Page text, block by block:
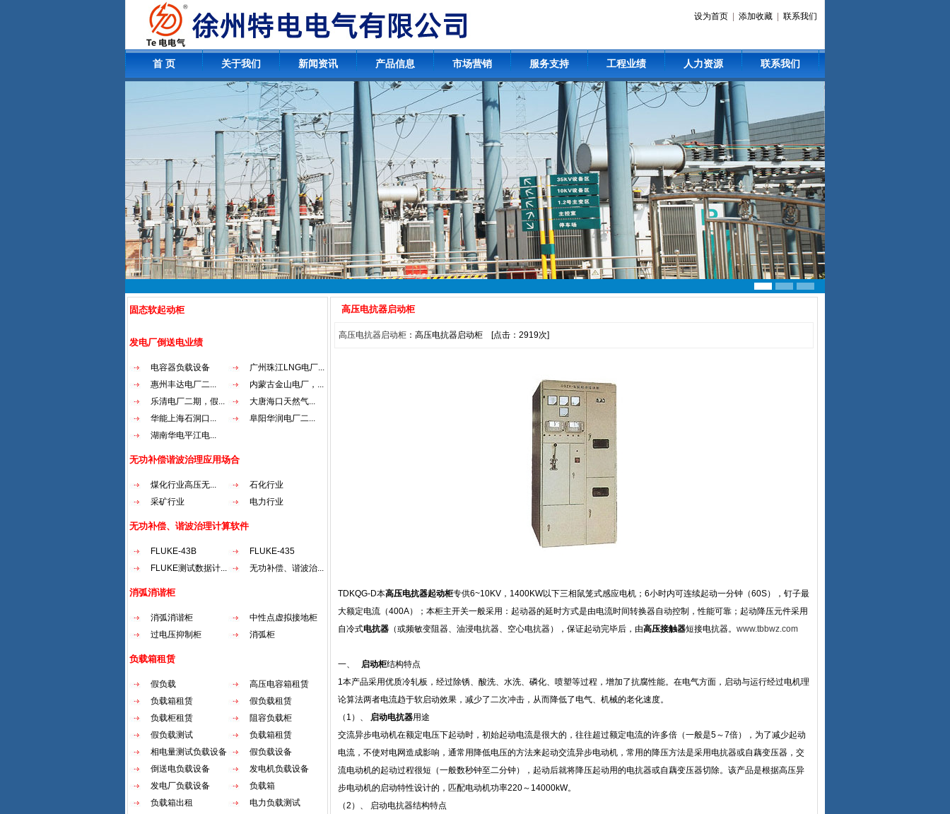
设为首页 添加收藏 联系我们
首 页 关于我们 新闻资讯 产品信息 市场营销 服务支持 工程业绩 人力资源 联系我们
固态软起动柜
发电厂倒送电业绩
电容器负载设备
广州珠江LNG电厂...
惠州丰达电厂二...
内蒙古金山电厂，...
乐清电厂二期，假...
大唐海口天然气...
华能上海石洞口...
阜阳华润电厂二...
湖南华电平江电...
无功补偿谐波治理应用场合
煤化行业高压无...
石化行业
采矿行业
电力行业
无功补偿、谐波治理计算软件
FLUKE-43B
FLUKE-435
FLUKE测试数据计...
无功补偿、谐波治...
消弧消谐柜
消弧消谐柜
中性点虚拟接地柜
过电压抑制柜
消弧柜
负载箱租赁
假负载
高压电容箱租赁
负载箱租赁
假负载租赁
负载柜租赁
阻容负载柜
假负载测试
负载箱租赁
相电量测试负载设备
假负载设备
倒送电负载设备
发电机负载设备
发电厂负载设备
负载箱
负载箱出租
电力负载测试
高压电抗器启动柜
高压电抗器启动柜 ：高压电抗器启动柜 [点击：2919次]
TDKQG-D本高压电抗器起动柜专供6~10KV，1400KW以下三相鼠笼式感应电机；6小时内可连续起动一分钟（60S），钉子最
大额定电流（400A）；本柜主开关一般采用：起动器的延时方式是由电流时间转换器自动控制，性能可靠；起动降压元件采用
自冷式电抗器 （或频敏变阻器、油浸电抗器、空心电抗器），保证起动完毕后，由高压接触器短接电抗器。 www.tbbwz.com
一、 启动柜结构特点
1本产品采用优质冷轧板，经过除锈、酸洗、水洗、磷化、喷塑等过程，增加了抗腐性能。在电气方面，启动与运行经过电机理
论算法两者电流趋于软启动效果，减少了二次冲击，从而降低了电气、机械的老化速度。
（1）、 启动电抗器用途
交流异步电动机在额定电压下起动时，初始起动电流是很大的，往往超过额定电流的许多倍（一般是5～7倍），为了减少起动
电流，不使对电网造成影响，通常用降低电压的方法来起动交流异步电动机，常用的降压方法是采用电抗器或自藕变压器，交
流电动机的起动过程很短（一般数秒钟至二分钟），起动后就将降压起动用的电抗器或自藕变压器切除。该产品是根据高压异
步电动机的启动特性设计的，匹配电动机功率220～14000kW。
（2）、 启动电抗器结构特点